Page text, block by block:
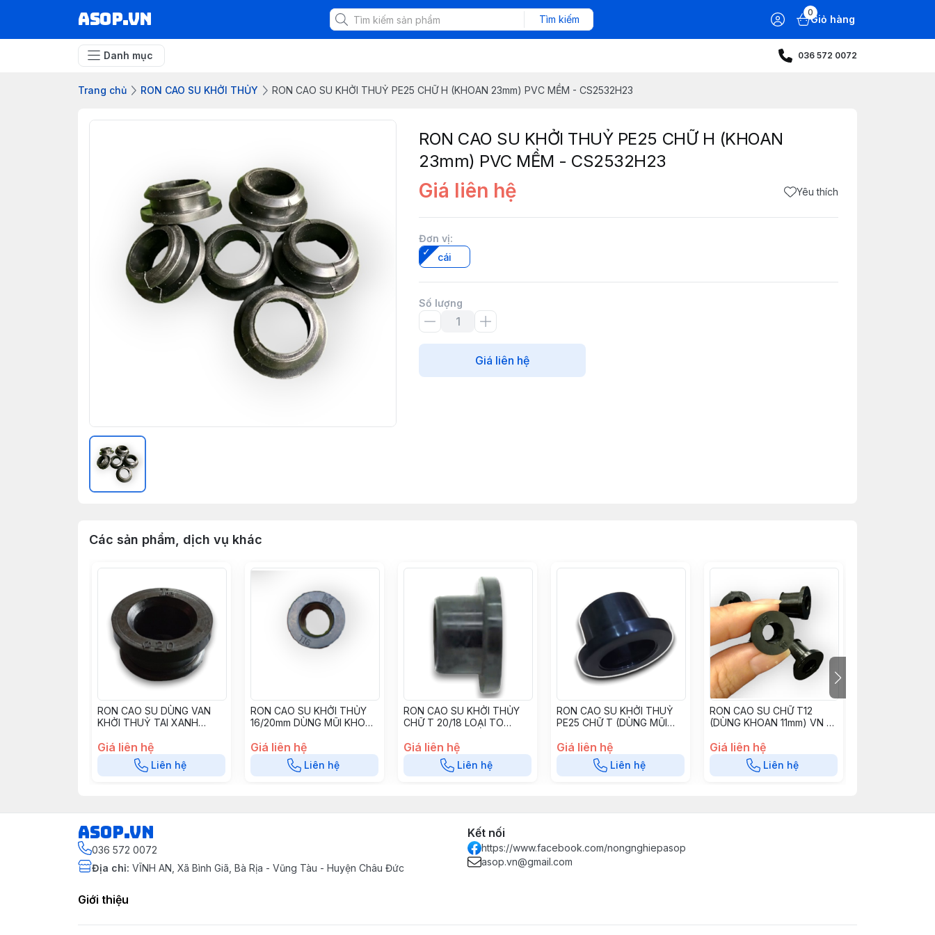
asop.vn Tìm kiếm
0
Giỏ hàng
Danh mục 036 572 0072
Trang chủ RON CAO SU KHỞI THỦY RON CAO SU KHỞI THUỶ PE25 CHỮ H (KHOAN 23mm) PVC MỀM - CS2532H23
RON CAO SU KHỞI THUỶ PE25 CHỮ H (KHOAN
23mm) PVC MỀM - CS2532H23
Giá liên hệ Yêu thích
Đơn vị:
cái
Số lượng
Giá liên hệ
Các sản phẩm, dịch vụ khác
RON CAO SU DÙNG VAN
KHỞI THUỶ TAI XANH
Giá liên hệ
Liên hệ
RON CAO SU KHỞI THỦY
16/20mm DÙNG MŨI KHOAN
CS1620T16CN
Giá liên hệ
Liên hệ
RON CAO SU KHỞI THỦY
CHỮ T 20/18 LOẠI TO
Giá liên hệ
Liên hệ
RON CAO SU KHỞI THUỶ
PE25 CHỮ T (DÙNG MŨI
CS2532T23
Giá liên hệ
Liên hệ
RON CAO SU CHỮ T12
(DÙNG KHOAN 11mm) VN -
Giá liên hệ
Liên hệ
asop.vn
036 572 0072
Địa chỉ: VĨNH AN, Xã Bình Giã, Bà Rịa - Vũng Tàu - Huyện Châu Đức
Kết nối
https://www.facebook.com/nongnghiepasop
asop.vn@gmail.com
Giới thiệu